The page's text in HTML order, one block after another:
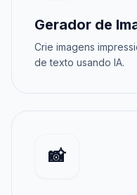
Gerador de
Crie imagens
de texto usando IA.
📸